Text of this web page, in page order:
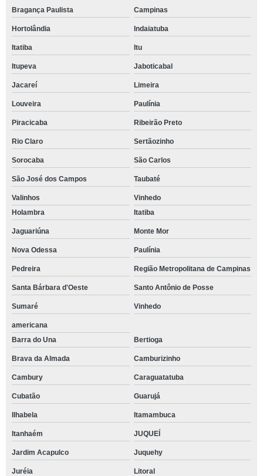
Bragança Paulista Campinas
Hortolândia Indaiatuba
Itatiba Itu
Itupeva Jaboticabal
Jacareí Limeira
Louveira Paulínia
Piracicaba Ribeirão Preto
Rio Claro Sertãozinho
Sorocaba São Carlos
São José dos Campos Taubaté
Valinhos
Vinhedo
Holambra
Itatiba
Jaguariúna Monte Mor
Nova Odessa Paulínia
Pedreira Região Metropolitana de Campinas
Santa Bárbara d'Oeste Santo Antônio de Posse
Sumaré Vinhedo
americana
Barra do Una
Bertioga
Brava da Almada Camburizinho
Cambury Caraguatatuba
Cubatão Guarujá
Ilhabela Itamambuca
Itanhaém JUQUEÍ
Jardim Acapulco Juquehy
Juréia Litoral